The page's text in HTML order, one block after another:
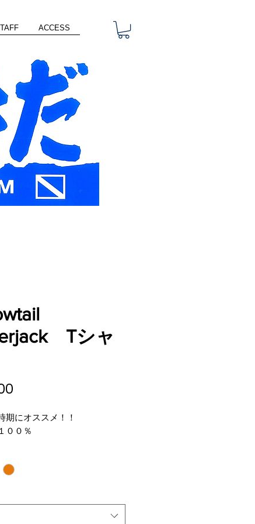
ACCESS
Tシャ
期にオススメ！！
００％